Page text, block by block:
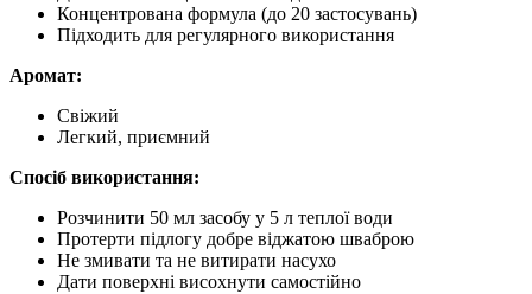
Концентрована формула (до 20 застосувань)
Підходить для регулярного використання
Аромат:
Свіжий
Легкий, приємний
Спосіб використання:
Розчинити 50 мл засобу у 5 л теплої води
Протерти підлогу добре віджатою шваброю
Не змивати та не витирати насухо
Дати поверхні висохнути самостійно